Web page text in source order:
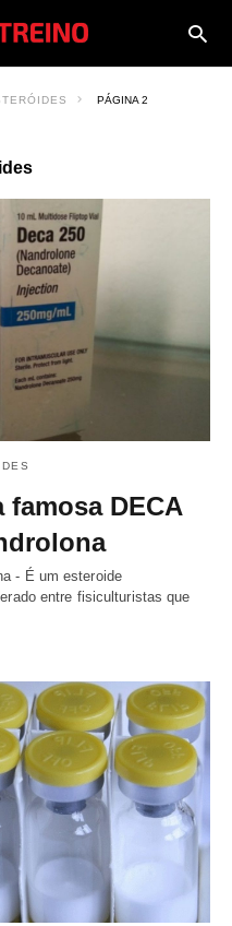
PÁGINA 2
famosa DECA
- É um esteroide
entre fisiculturistas que